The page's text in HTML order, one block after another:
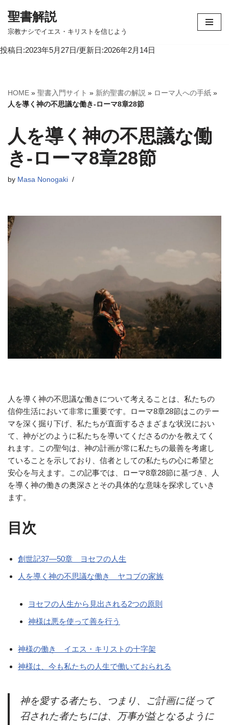
コ
テ
へ
ス
プ
聖書解説
宗教ナシでイエス・キリストを信じよう
投稿日:2023年5月27日/更新日:2026年2月14日
HOME » 聖書入門サイト » 新約聖書の解説 » ローマ人への手紙 »
人を導く神の不思議な働き-ローマ8章28節
人を導く神の不思議な働
き-ローマ8章28節
by Masa Nonogaki
人を導く神の不思議な働きについて考えることは、私たちの
信仰生活において非常に重要です。ローマ8章28節はこのテー
マを深く掘り下げ、私たちが直面するさまざまな状況におい
て、神がどのように私たちを導いてくださるのかを教えてく
れます。この聖句は、神の計画が常に私たちの最善を考慮し
ていることを示しており、信者としての私たちの心に希望と
安心を与えます。この記事では、ローマ8章28節に基づき、人
を導く神の働きの奥深さとその具体的な意味を探求していき
ます。
目次
創世記37—50章 ヨセフの人生
人を導く神の不思議な働き ヤコブの家族
ヨセフの人生から見出される2つの原則
神様は悪を使って善を行う
神様の働き イエス・キリストの十字架
神様は、今も私たちの人生で働いておられる
神を愛する者たち、つまり、ご計画に従って
召された者たちには、万事が益となるように